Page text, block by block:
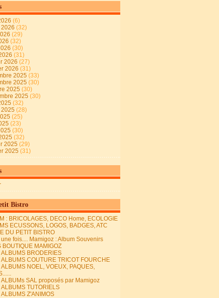
(6)
(32)
(29)
(32)
(30)
(31)
2026 (27)
2026 (31)
2025 (33)
2025 (30)
2025 (30)
2025 (30)
(32)
(28)
(25)
(23)
(30)
(32)
2025 (29)
2025 (31)
Bistro
: BRICOLAGES, DECO Home, ECOLOGIE
ECUSSONS, LOGOS, BADGES, ATC
DU PETIT BISTRO
fois.... Mamigoz : Album Souvenirs
BOUTIQUE MAMIGOZ
ALBUMS BRODERIES
ALBUMS COUTURE TRICOT FOURCHE
ALBUMS NOEL, VOEUX, PAQUES,
ALBUMs SAL proposés par Mamigoz
ALBUMS TUTORIELS
ALBUMS Z'ANIMOS